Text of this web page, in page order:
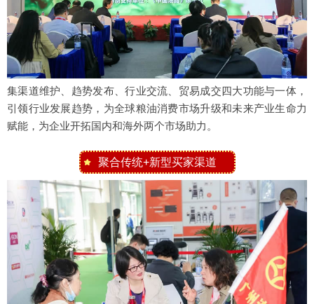
集渠道维护、趋势发布、行业交流、贸易成交四大功能与一体，
引领行业发展趋势，为全球粮油消费市场升级和未来产业生命力
赋能，为企业开拓国内和海外两个市场助力。
聚合传统+新型买家渠道